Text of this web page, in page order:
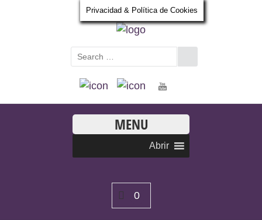
MENU
Abrir
0
Privacidad & Política de Cookies